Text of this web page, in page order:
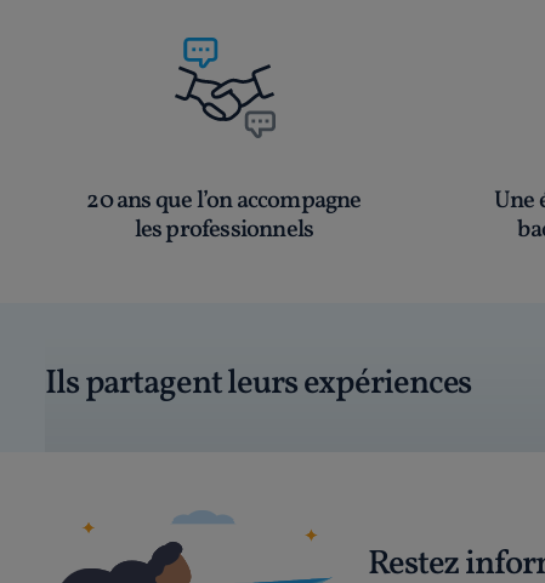
20 ans que l’on accompagne
les professionnels
Une
Ils partagent leurs expériences
Restez